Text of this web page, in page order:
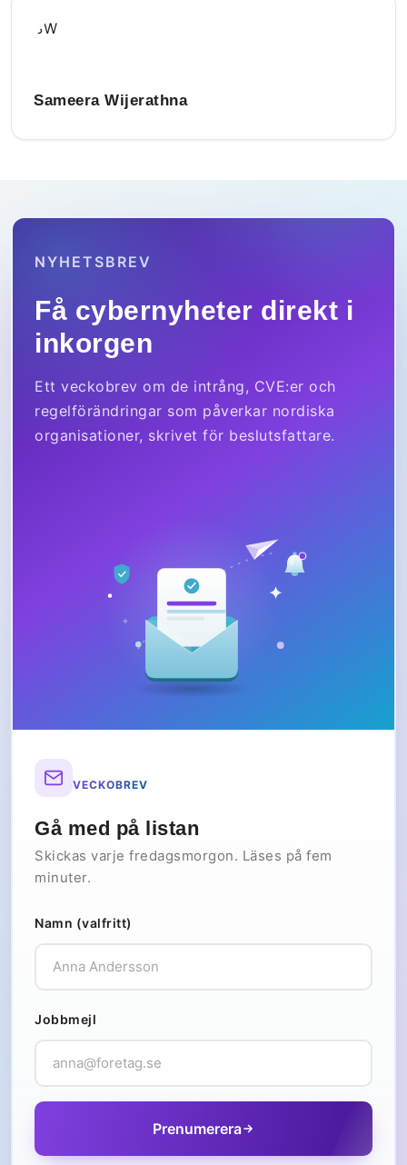
SW
Sameera Wijerathna
NYHETSBREV
Få cybernyheter direkt i
inkorgen
Ett veckobrev om de intrång, CVE:er och
regelförändringar som påverkar nordiska
organisationer, skrivet för beslutsfattare.
VECKOBREV
Gå med på listan
Skickas varje fredagsmorgon. Läses på fem
minuter.
Namn (valfritt)
Jobbmejl
Prenumerera